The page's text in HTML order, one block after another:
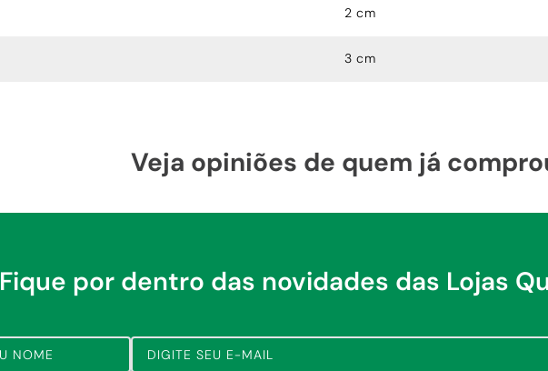
2 cm
3 cm
Veja opiniões de quem já
Fique por dentro das novidades das Lojas